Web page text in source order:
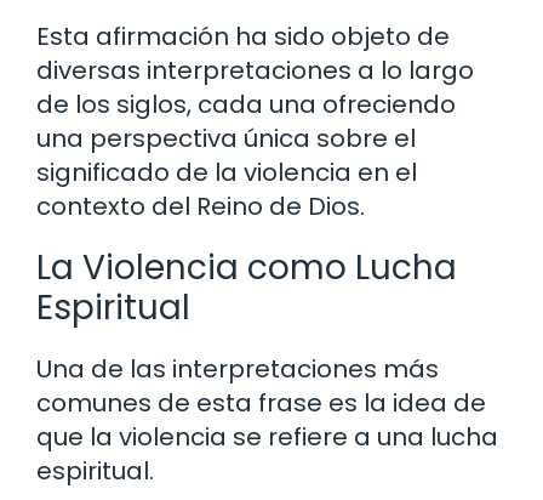
Esta afirmación ha sido objeto de
diversas interpretaciones a lo largo
de los siglos, cada una ofreciendo
una perspectiva única sobre el
significado de la violencia en el
contexto del Reino de Dios.
La Violencia como Lucha
Espiritual
Una de las interpretaciones más
comunes de esta frase es la idea de
que la violencia se refiere a una lucha
espiritual.